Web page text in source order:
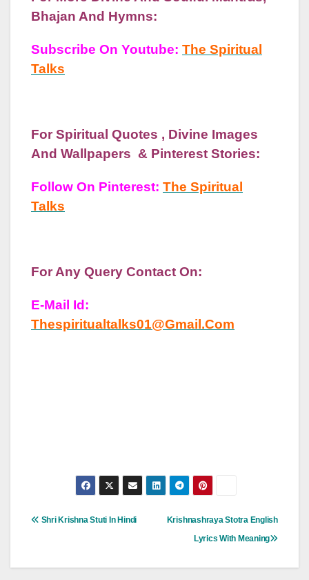
Bhajan And Hymns:
Subscribe On Youtube: The Spiritual
Talks
For Spiritual Quotes , Divine Images
And Wallpapers & Pinterest Stories:
Follow On Pinterest: The Spiritual
Talks
For Any Query Contact On:
E-Mail Id:
Thespiritualtalks01@gmail.com
Post
Krishnashraya Stotra English
Lyrics With Meaning
Shri Krishna Stuti In Hindi